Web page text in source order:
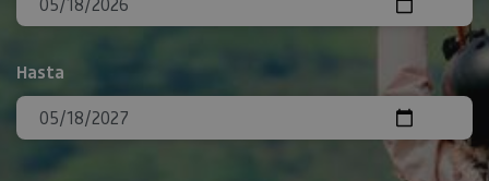
Hasta